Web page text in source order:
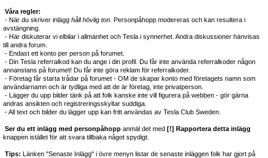
Våra regler:
- När du skriver inlägg håll hövlig ton. Personpåhopp modereras och kan resultera i
avstängning.
- Här diskuterar vi elbilar i allmänhet och Tesla i synnerhet. Andra diskussioner hänvisas
till andra forum.
- Endast ett konto per person på forumet.
- Din Tesla referralkod kan du ange i din profil. Du får inte använda referralkoder någon
annanstans på forumet! Du får inte göra reklam för referralkoder.
- Företag får starta trådar på forumet - OM de skapar konto med företagets namn som
användarnamn och är tydliga med att de är företag, inte privatperson.
- Lägger du upp bilder tänk på att folk kanske inte vill figurera på webben - gör gärna
andras ansikten och registreringsskyltar suddiga.
- All text och bilder du lägger upp kan fritt användas av Tesla Club Sweden.
Ser du ett inlägg med personpåhopp anmäl det med [!] Rapportera detta inlägg
knappen istället för att svara tillbaka något spydigt.
Tips: Länken "Senaste Inlägg" i övre menyn listar de senaste inläggen folk har gjort på